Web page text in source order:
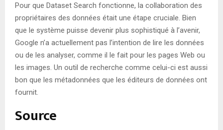
Pour que Dataset Search fonctionne, la collaboration des
propriétaires des données était une étape cruciale. Bien
que le système puisse devenir plus sophistiqué à l’avenir,
Google n’a actuellement pas l’intention de lire les données
ou de les analyser, comme il le fait pour les pages Web ou
les images. Un outil de recherche comme celui-ci est aussi
bon que les métadonnées que les éditeurs de données ont
fournit.
Source